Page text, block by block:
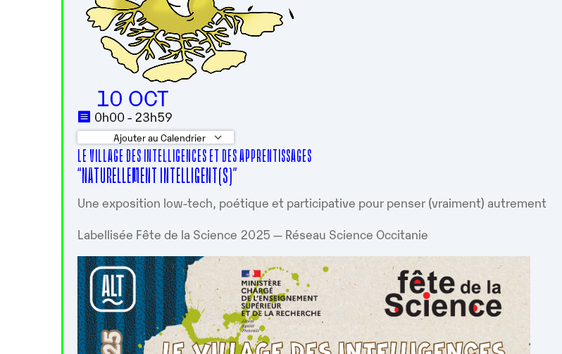
10 OCT
0h00 - 23h59
Ajouter au Calendrier
Télécharger ICS Calendrier Google
LE VILLAGE DES INTELLIGENCES ET DES APPRENTISSAGES
“NATURELLEMENT INTELLIGENT(S)”
Une exposition low-tech, poétique et participative pour penser (vraiment) autrement
Labellisée Fête de la Science 2025 — Réseau Science Occitanie